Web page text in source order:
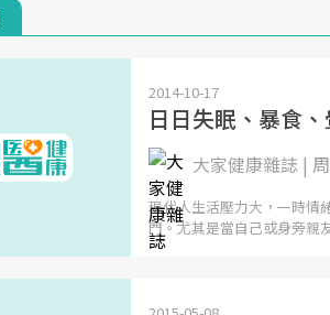
2014-10-17
日日失眠、暴食
大家健康雜誌 |
現代人生活壓力大，一時情
門。尤其是當自己或身旁親